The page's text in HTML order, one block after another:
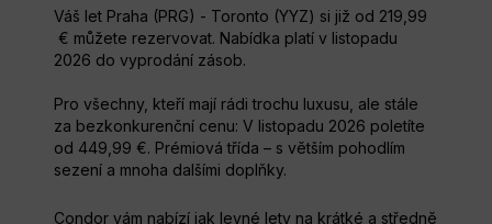
Váš let Praha (PRG) - Toronto (YYZ) si již od 219,99
€ můžete rezervovat. Nabídka platí v listopadu
2026 do vyprodání zásob.
Pro všechny, kteří mají rádi trochu luxusu, ale stále
za bezkonkurenční cenu: V listopadu 2026 poletíte
od 449,99 €. Prémiová třída – s větším pohodlím
sezení a mnoha dalšími doplňky.
Condor vám nabízí jak levné lety na krátké a středně